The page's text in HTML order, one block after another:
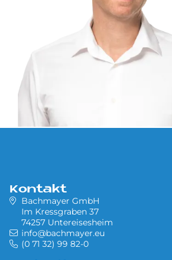
Kontakt
Bachmayer GmbH
Im Kressgraben 37
74257 Untereisesheim
info@bachmayer.eu
(0 71 32) 99 82-0